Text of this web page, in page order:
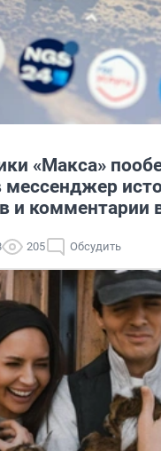
«Макса»
мессенджер
и комментарии
205 Обсудить